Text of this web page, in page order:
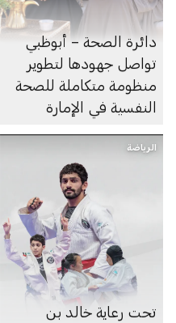
دائرة الصحة – أبوظبي
تواصل جهودها لتطوير
منظومة متكاملة للصحة
النفسية في الإمارة
الرياضة
تحت رعاية خالد بن